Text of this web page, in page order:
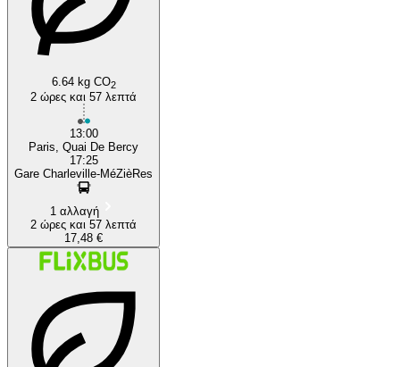
6.64 kg CO2
2 ώρες και 57 λεπτά
13:00
Paris, Quai De Bercy
17:25
Gare Charleville-MéZièRes
1 αλλαγή
2 ώρες και 57 λεπτά
17,48 €